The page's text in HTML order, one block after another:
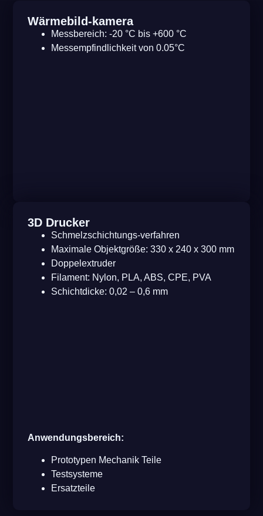
Wärmebild-kamera
Messbereich: -20 °C bis +600 °C
Messempfindlichkeit von 0.05°C
3D Drucker
Schmelzschichtungs-verfahren
Maximale Objektgröße: 330 x 240 x 300 mm
Doppelextruder
Filament: Nylon, PLA, ABS, CPE, PVA
Schichtdicke: 0,02 – 0,6 mm
Anwendungsbereich:
Prototypen Mechanik Teile
Testsysteme
Ersatzteile